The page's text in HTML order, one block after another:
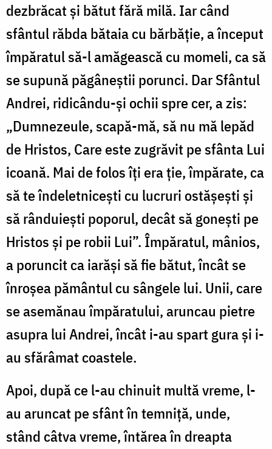
dezbrăcat și bătut fără milă. Iar când
sfântul răbda bătaia cu bărbăție, a început
împăratul să-l amăgească cu momeli, ca să
se supună păgâneștii porunci. Dar Sfântul
Andrei, ridicându-și ochii spre cer, a zis:
„Dumnezeule, scapă-mă, să nu mă lepăd
de Hristos, Care este zugrăvit pe sfânta Lui
icoană. Mai de folos îți era ție, împărate, ca
să te îndeletnicești cu lucruri ostășești și
să rânduiești poporul, decât să gonești pe
Hristos și pe robii Lui”. Împăratul, mânios,
a poruncit ca iarăși să fie bătut, încât se
înroșea pământul cu sângele lui. Unii, care
se asemănau împăratului, aruncau pietre
asupra lui Andrei, încât i-au spart gura și i-
au sfărâmat coastele.
Apoi, după ce l-au chinuit multă vreme, l-
au aruncat pe sfânt în temniță, unde,
stând câtva vreme, întărea în dreapta